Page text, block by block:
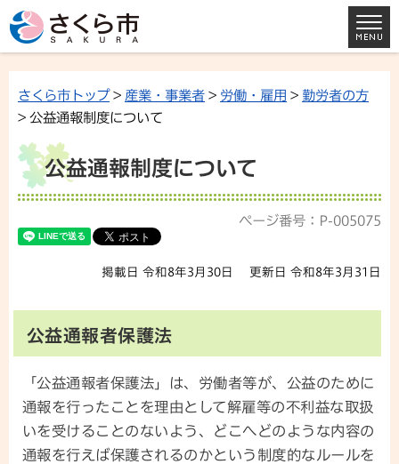
さくら市トップ> 産業・事業者 > 労働・雇用 > 勤労者の方
> 公益通報制度について
公益通報制度について
ページ番号：P-005075
掲載日 令和8年3月30日 更新日 令和8年3月31日
公益通報者保護法
「公益通報者保護法」は、労働者等が、公益のために
通報を行ったことを理由として解雇等の不利益な取扱
いを受けることのないよう、どこへどのような内容の
通報を行えば保護されるのかという制度的なルールを